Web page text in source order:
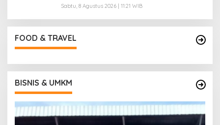
Sabtu, 8 Agustus 2026 | 11:21 WIB
FOOD & TRAVEL
BISNIS & UMKM